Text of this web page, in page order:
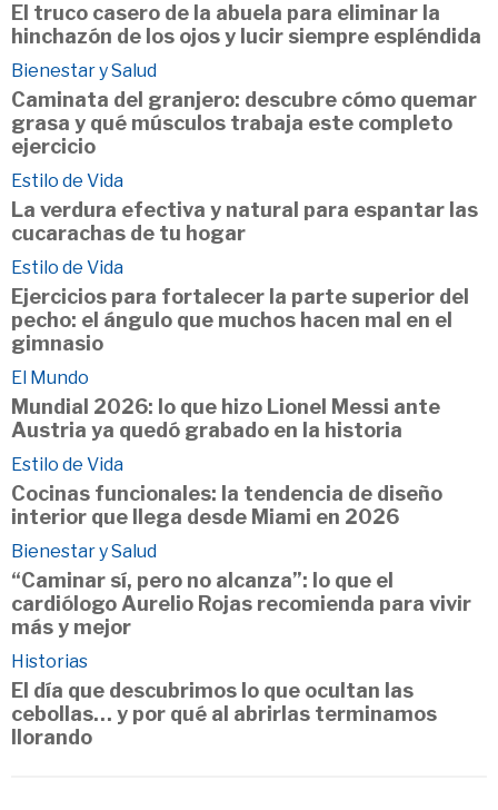
El truco casero de la abuela para eliminar la
hinchazón de los ojos y lucir siempre espléndida
Bienestar y Salud
Caminata del granjero: descubre cómo quemar
grasa y qué músculos trabaja este completo
ejercicio
Estilo de Vida
La verdura efectiva y natural para espantar las
cucarachas de tu hogar
Estilo de Vida
Ejercicios para fortalecer la parte superior del
pecho: el ángulo que muchos hacen mal en el
gimnasio
El Mundo
Mundial 2026: lo que hizo Lionel Messi ante
Austria ya quedó grabado en la historia
Estilo de Vida
Cocinas funcionales: la tendencia de diseño
interior que llega desde Miami en 2026
Bienestar y Salud
“Caminar sí, pero no alcanza”: lo que el
cardiólogo Aurelio Rojas recomienda para vivir
más y mejor
Historias
El día que descubrimos lo que ocultan las
cebollas… y por qué al abrirlas terminamos
llorando